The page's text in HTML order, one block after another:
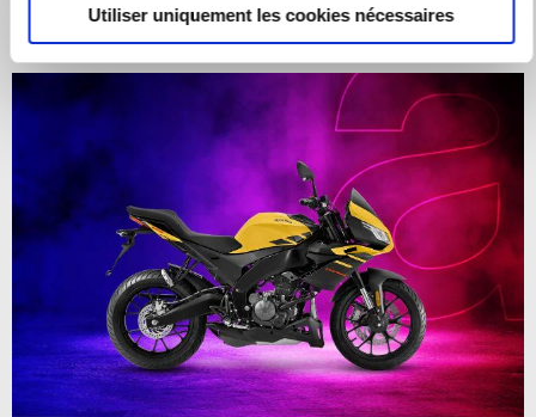
Utiliser uniquement les cookies nécessaires